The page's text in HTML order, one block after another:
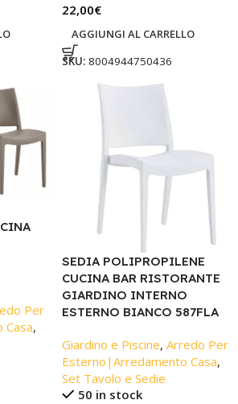
22,00€
AGGIUNGI AL CARRELLO
SKU: 8004944750436
Per
,
SEDIA POLIPROPILENE
CUCINA BAR RISTORANTE
GIARDINO INTERNO
ESTERNO BIANCO 587FLA
Giardino e Piscine, Arredo Per
Esterno|Arredamento Casa,
Set Tavolo e Sedie
50 in stock